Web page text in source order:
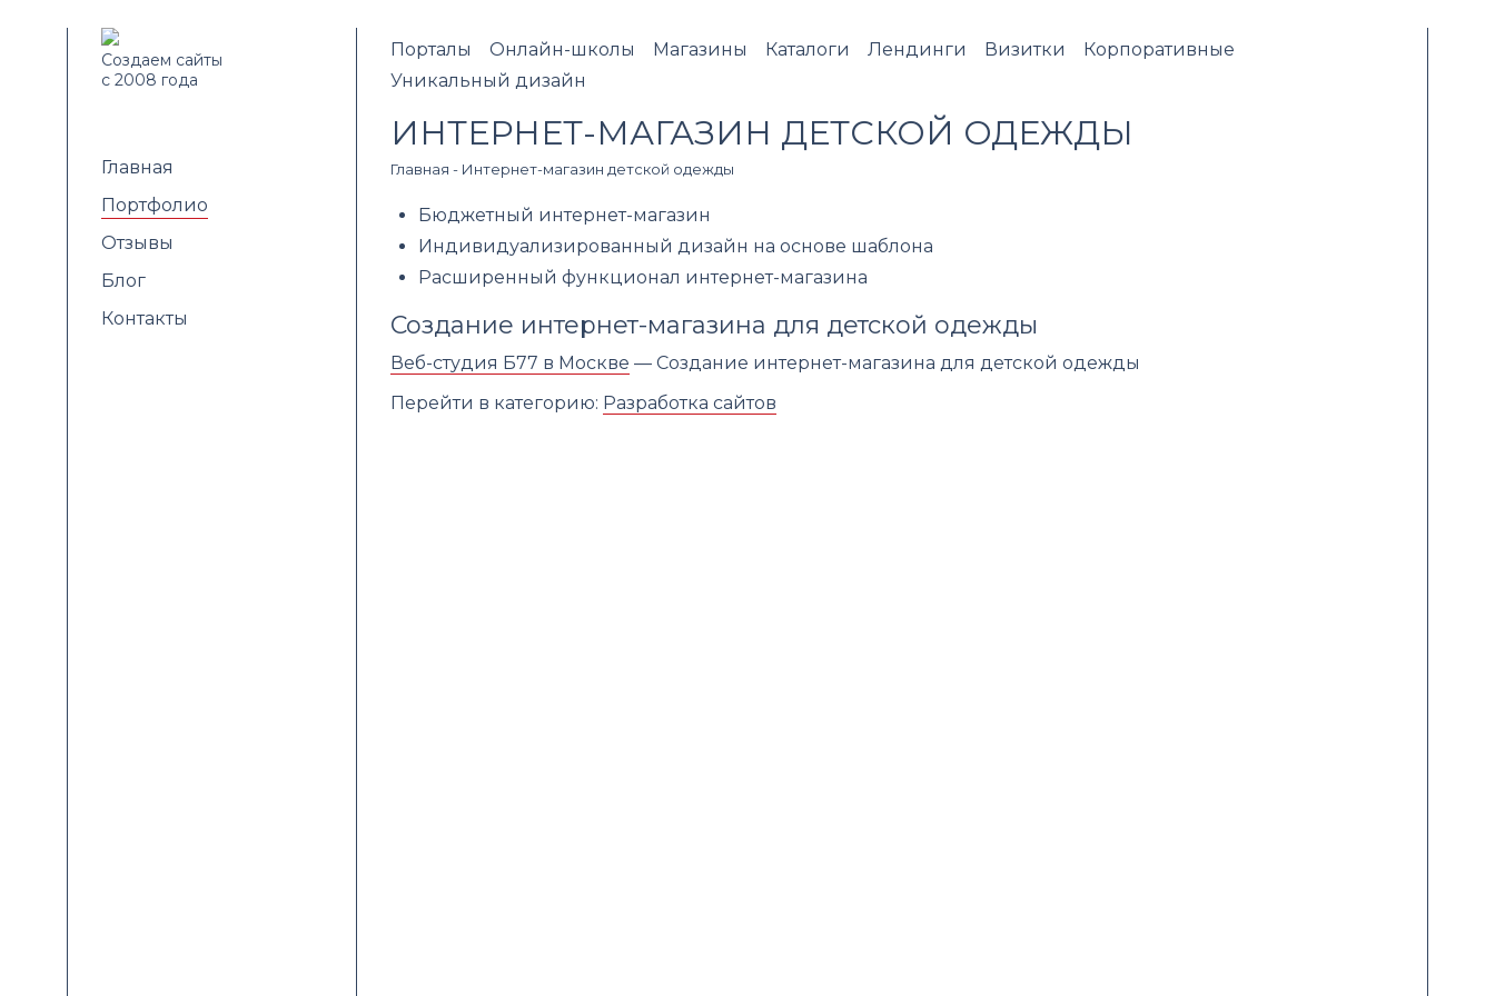
Создаем сайты
с 2008 года
Главная
Портфолио
Отзывы
Блог
Контакты
Порталы Онлайн-школы Магазины Каталоги Лендинги Визитки
Корпоративные
Уникальный дизайн
ИНТЕРНЕТ-МАГАЗИН ДЕТСКОЙ ОДЕЖДЫ
Главная - Интернет-магазин детской одежды
Бюджетный интернет-магазин
Индивидуализированный дизайн на основе шаблона
Расширенный функционал интернет-магазина
Создание интернет-магазина для детской одежды
Веб-студия Б77 в Москве — Создание интернет-магазина для детской одежды
Перейти в категорию: Разработка сайтов